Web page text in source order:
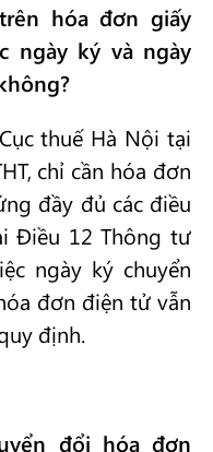
hóa đơn giấy
ngày ký và ngày
thuế Hà Nội tại
chỉ cần hóa đơn
đầy đủ các điều
Điều 12 Thông tư
ngày ký chuyển
đơn điện tử vẫn
định.
đổi hóa đơn